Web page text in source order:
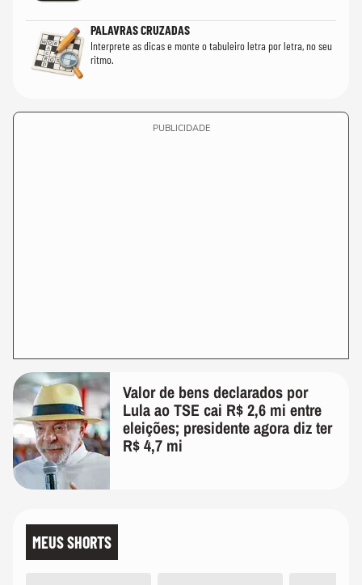
PALAVRAS CRUZADAS
Interprete as dicas e monte o tabuleiro letra por letra, no seu
ritmo.
PUBLICIDADE
Valor de bens declarados por
Lula ao TSE cai R$ 2,6 mi entre
eleições; presidente agora diz ter
R$ 4,7 mi
MEUS SHORTS